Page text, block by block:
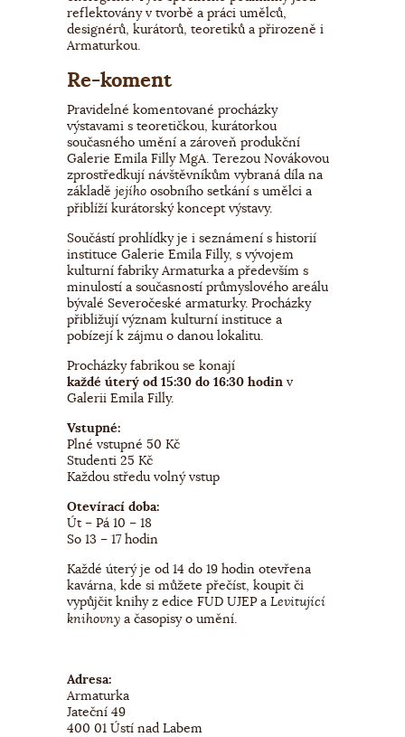
reflektovány v tvorbě a práci umělců,
designérů, kurátorů, teoretiků a přirozeně i
Armaturkou.
Re-koment
Pravidelné komentované procházky
výstavami s teoretičkou, kurátorkou
současného umění a zároveň produkční
Galerie Emila Filly MgA. Terezou Novákovou
zprostředkují návštěvníkům vybraná díla na
základě jejího osobního setkání s umělci a
přiblíží kurátorský koncept výstavy.
Součástí prohlídky je i seznámení s historií
instituce Galerie Emila Filly, s vývojem
kulturní fabriky Armaturka a především s
minulostí a současností průmyslového areálu
bývalé Severočeské armaturky. Procházky
přibližují význam kulturní instituce a
pobízejí k zájmu o danou lokalitu.
Procházky fabrikou se konají
každé úterý od 15:30 do 16:30 hodin v
Galerii Emila Filly.
Vstupné:
Plné vstupné 50 Kč
Studenti 25 Kč
Každou středu volný vstup
Otevírací doba:
Út – Pá 10 – 18
So 13 – 17 hodin
Každé úterý je od 14 do 19 hodin otevřena
kavárna, kde si můžete přečíst, koupit či
vypůjčit knihy z edice FUD UJEP a Levitující
knihovny a časopisy o umění.
Adresa:
Armaturka
Jateční 49
400 01 Ústí nad Labem